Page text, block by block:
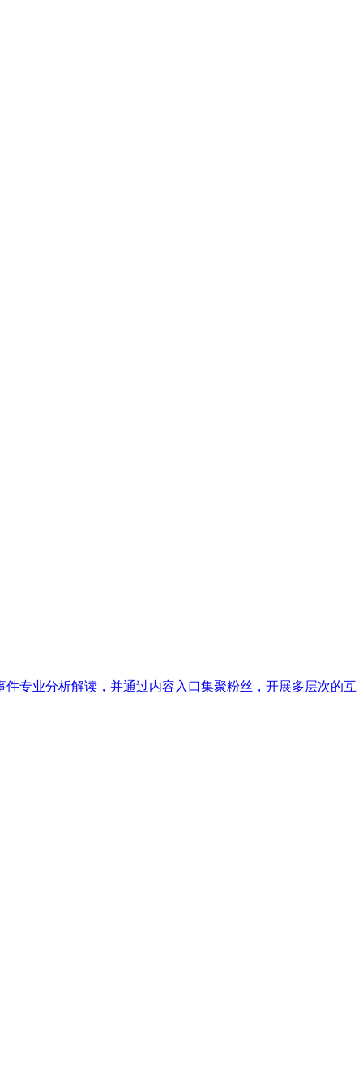
专业分析解读，并通过内容入口集聚粉丝，开展多层次的互